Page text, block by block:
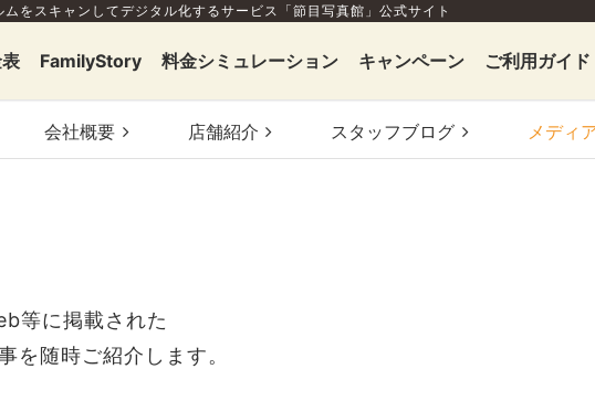
をスキャンしてデジタル化するサービス「節目写真館」公式サイト
FamilyStory 料金シミュレーション キャンペーン ご利用ガイド
会社概要 店舗紹介 スタッフブログ メディ
等に掲載された
を随時ご紹介します。